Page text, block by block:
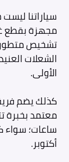
سياراتنا
الشعلات
الأولى.
أكتوبر.